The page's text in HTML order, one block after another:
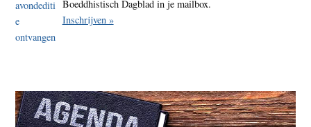
Boeddhistisch Dagblad in je mailbox.
Inschrijven »